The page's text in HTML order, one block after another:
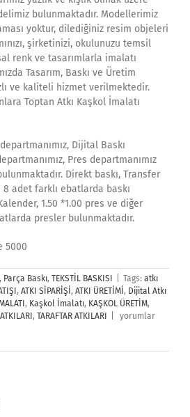
bulunmaktadır. Modellerimiz
yoktur, dilediğiniz resim objeleri
şirketinizi, okulunuzu temsil
renk ve tasarımlarla imalatı
Tasarım, Baskı ve Üretim
ve kaliteli hizmet verilmektedir.
Toptan Atkı Kaşkol İmalatı
Dijital Baskı
Pres departmanımız
Direkt baskı, Transfer
adet farklı ebatlarda baskı
1.50 *1.00 pres ve diğer
presler bulunmaktadır.
5000
, Parça Baskı, TEKSTİL BASKISI Tags: atkı
, ATKI SİPARİŞİ , ATKI ÜRETİMİ , Dijital Atkı
, Kaşkol İmalatı, KAŞKOL ÜRETİM,
, TARAFTAR ATKILARI
ATKI
yorumlar